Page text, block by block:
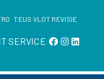
TEUS VLOT REVISIE
SERVICE